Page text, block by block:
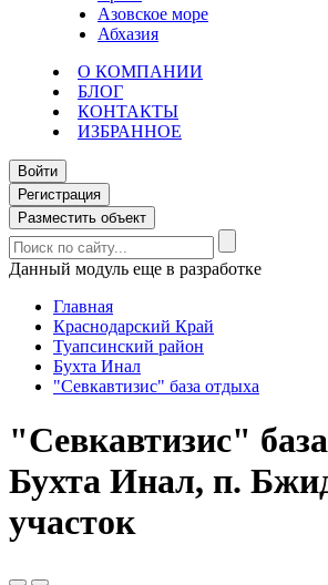
Азовское море
Абхазия
О КОМПАНИИ
БЛОГ
КОНТАКТЫ
ИЗБРАННОЕ
Войти
Регистрация
Разместить объект
Данный модуль еще в разработке
Главная
Краснодарский Край
Туапсинский район
Бухта Инал
"Севкавтизис" база отдыха
"Севкавтизис"
Бухта Инал, п.
участок